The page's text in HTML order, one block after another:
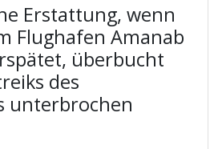
Erstattung, wenn
Flughafen Amanab
überbucht
des
unterbrochen